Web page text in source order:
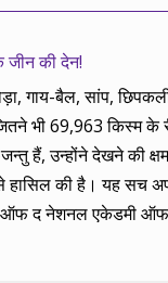
जीन की देन!
गाय-बैल, सांप,
भी 69,963 किस्म के
हैं, उन्होंने देखने की
हासिल की है। यह सच
ऑफ द नेशनल एकेडमी